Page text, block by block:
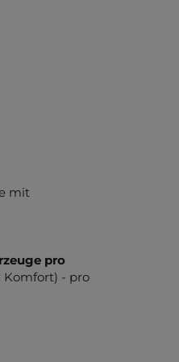
mit
pro
Komfort) - pro